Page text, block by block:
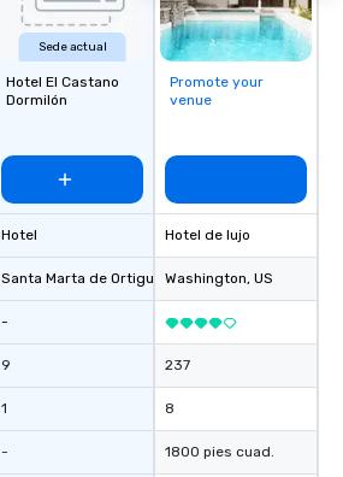
Sede actual
Hotel El Castano
Dormilón
Hotel
Santa Marta de Ortigueira, ES
-
9
1
-
Promote your
venue
Hotel de lujo
Washington, US
237
8
1800 pies cuad.